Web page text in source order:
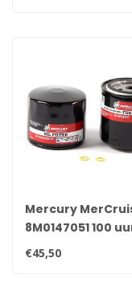
Mercury
8M0147051 100
onderhoudsset
€45,50